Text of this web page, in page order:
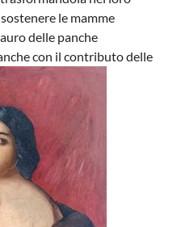
le mamme
delle panche
con il contributo delle